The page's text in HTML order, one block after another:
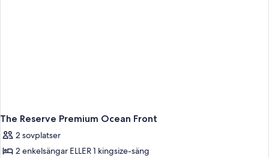
The Reserve Premium Ocean Front
2 sovplatser
2 enkelsängar ELLER 1 kingsize-säng